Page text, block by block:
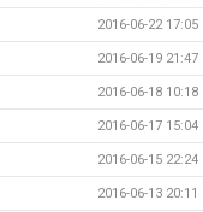
2016-06-22 17:05
2016-06-19 21:47
2016-06-18 10:18
2016-06-17 15:04
2016-06-15 22:24
2016-06-13 20:11